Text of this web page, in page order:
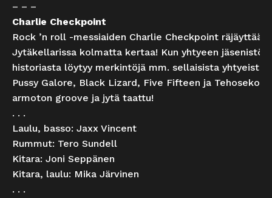
– – –
Charlie Checkpoint
Rock ’n roll -messiaiden Charlie Checkpoint räjäyttää
Jytäkellarissa kolmatta kertaa! Kun yhtyeen jäsenistön
historiasta löytyy merkintöjä mm. sellaisista yhtyeistä
Pussy Galore, Black Lizard, Five Fifteen ja
armoton groove ja jytä taattu!
. . .
Laulu, basso: Jaxx Vincent
Rummut: Tero Sundell
Kitara: Joni Seppänen
Kitara, laulu: Mika Järvinen
. . .